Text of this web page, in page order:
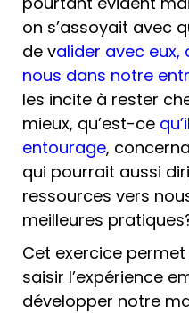
on s’assoyait avec
de valider avec eux,
nous dans notre
les incite à rester
mieux, qu’est-ce
entourage,
qui pourrait aussi
ressources vers
meilleures
Cet exercice
saisir l’expérience
développer notre